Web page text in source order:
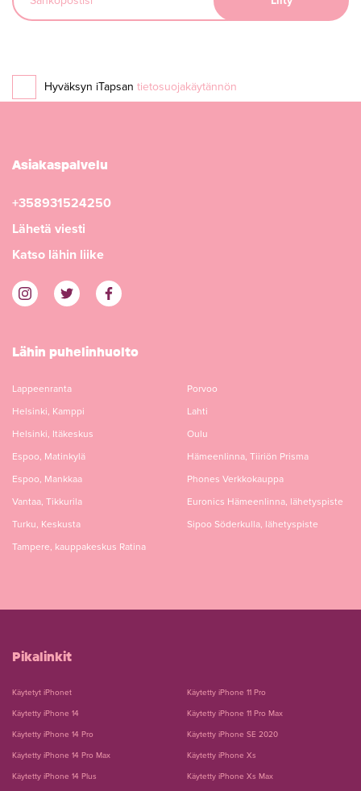
Hyväksyn iTapsan tietosuojakäytännön
Asiakaspalvelu
+358931524250
Lähetä viesti
Katso lähin liike
Lähin puhelinhuolto
Lappeenranta
Helsinki, Kamppi
Helsinki, Itäkeskus
Espoo, Matinkylä
Espoo, Mankkaa
Vantaa, Tikkurila
Turku, Keskusta
Tampere, kauppakeskus Ratina
Porvoo
Lahti
Oulu
Hämeenlinna, Tiiriön Prisma
Phones Verkkokauppa
Euronics Hämeenlinna, lähetyspiste
Sipoo Söderkulla, lähetyspiste
Pikalinkit
Käytetyt iPhonet
Käytetty iPhone 14
Käytetty iPhone 14 Pro
Käytetty iPhone 14 Pro Max
Käytetty iPhone 14 Plus
Käytetty iPhone 11 Pro
Käytetty iPhone 11 Pro Max
Käytetty iPhone SE 2020
Käytetty iPhone Xs
Käytetty iPhone Xs Max